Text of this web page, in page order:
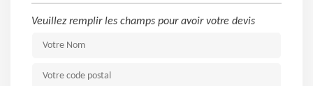
Veuillez remplir les champs pour avoir votre devis